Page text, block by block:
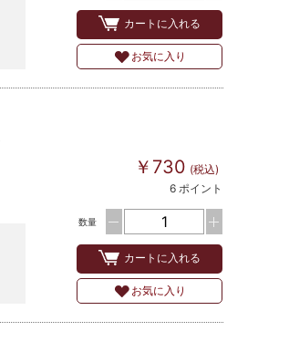
カートに入れる
お気に入り
￥730 (税込)
6 ポイント
数量
カートに入れる
お気に入り